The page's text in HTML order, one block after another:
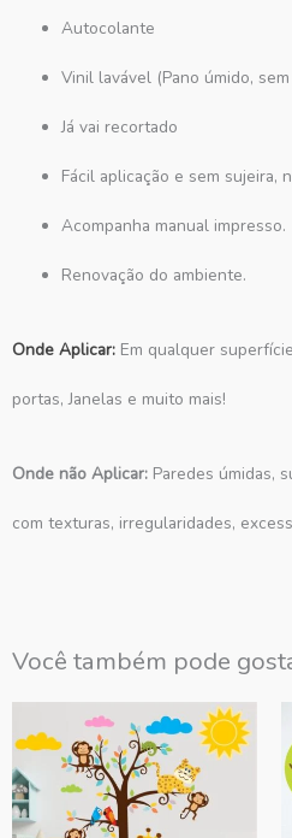
Autocolante
Vinil lavável (Pano úmido,
Já vai recortado
Fácil aplicação e sem sujeira,
Acompanha manual impresso.
Renovação do ambiente.
Onde Aplicar: Em qualquer
portas, Janelas e muito mais!
Onde não Aplicar: Paredes úmidas,
com texturas, irregularidades,
Você também pode